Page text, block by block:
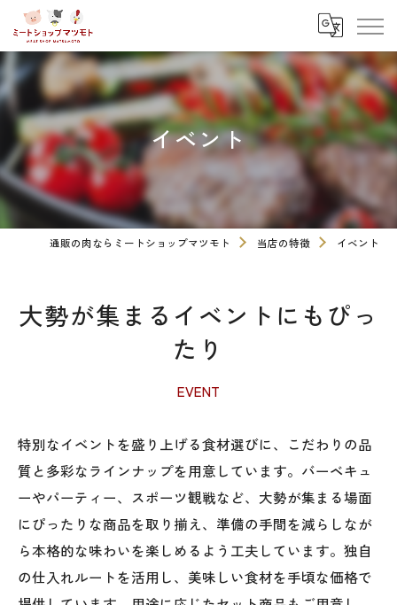
イベント
通販の肉ならミートショップマツモト 当店の特徴 イベント
大勢が集まるイベントにもぴっ
たり
EVENT
特別なイベントを盛り上げる食材選びに、こだわりの品
質と多彩なラインナップを用意しています。バーベキュ
ーやパーティー、スポーツ観戦など、大勢が集まる場面
にぴったりな商品を取り揃え、準備の手間を減らしなが
ら本格的な味わいを楽しめるよう工夫しています。独自
の仕入れルートを活用し、美味しい食材を手頃な価格で